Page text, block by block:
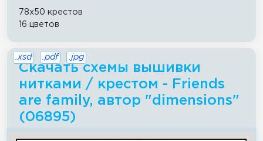
78x50 крестов
16 цветов
Скачать схемы вышивки
нитками / крестом - Friends
are family, автор "dimensions"
(06895)
.xsd .pdf .jpg